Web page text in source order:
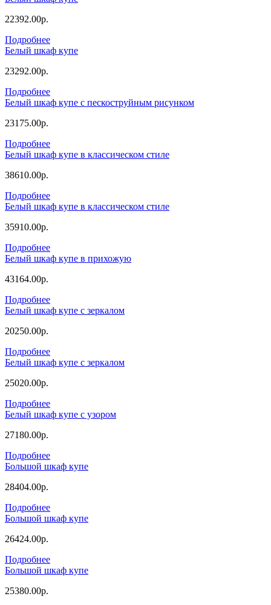
22392.00р.
Подробнее
Белый шкаф купе
23292.00р.
Подробнее
Белый шкаф купе с пескоструйным рисунком
23175.00р.
Подробнее
Белый шкаф купе в классическом стиле
38610.00р.
Подробнее
Белый шкаф купе в классическом стиле
35910.00р.
Подробнее
Белый шкаф купе в прихожую
43164.00р.
Подробнее
Белый шкаф купе с зеркалом
20250.00р.
Подробнее
Белый шкаф купе с зеркалом
25020.00р.
Подробнее
Белый шкаф купе с узором
27180.00р.
Подробнее
Большой шкаф купе
28404.00р.
Подробнее
Большой шкаф купе
26424.00р.
Подробнее
Большой шкаф купе
25380.00р.